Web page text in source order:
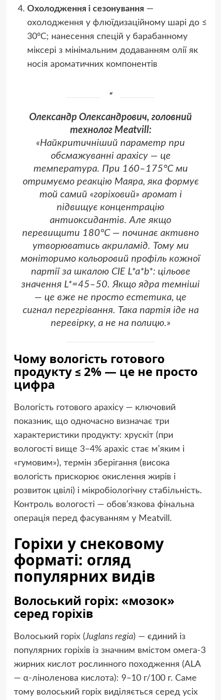
Охолодження і сезонування —
охолодження у флюїдизаційному шарі до ≤
30°C; нанесення спецій у барабанному
міксері з мінімальним додаванням олії як
носія ароматичних компонентів
Олександр Олександрович, головний
технолог Meatvill:
«Найкритичніший параметр при
обсмажуванні арахісу — це
температура. При 160–175°C ми
отримуємо реакцію Маяра, яка формує
той самий «горіховий» аромат і
підвищує концентрацію
антиоксидантів. Але якщо
перевищити 180°C — починає активно
утворюватись акриламід. Тому ми
моніторимо кольоровий профіль кожної
партії за шкалою CIE L*a*b*: цільове
значення L*=45–50. Якщо ядра темніші
— це вже не просто естетика, це
сигнал перегрівання. Така партія іде на
перевірку, а не на полицю.»
Чому вологість готового
продукту ≤ 2% — це не просто
цифра
Вологість готового арахісу — ключовий
показник, що одночасно визначає три
характеристики продукту: хрускіт (при
вологості вище 3–4% арахіс стає м’яким і
«гумовим»), термін зберігання (висока
вологість прискорює окислення жирів і
розвиток цвілі) і мікробіологічну стабільність.
Контроль вологості — обов’язкова фінальна
операція перед фасуванням у Meatvill.
Горіхи у снековому
форматі: огляд
популярних видів
Волоський горіх: «мозок»
серед горіхів
Волоський горіх (Juglans regia) — єдиний із
популярних горіхів із значним вмістом омега-3
жирних кислот рослинного походження (ALA
— α-ліноленова кислота): 9–10 г/100 г. Саме
тому волоський горіх виділяється серед усіх